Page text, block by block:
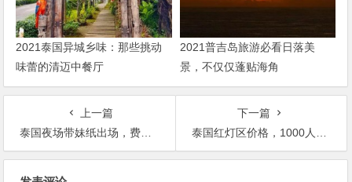
2021泰国异城乡味：那些挑动
味蕾的清迈中餐厅
2021普吉岛旅游必看日落美
景，不仅仅蓬贴海角
上一篇
泰国夜场带妹纸出场，费用什么时候付呢？
下一篇
泰国红灯区价格，1000人民币能玩什么？